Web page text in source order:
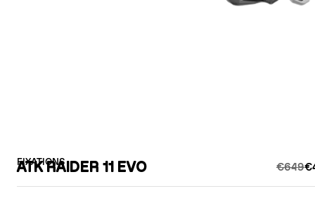
FIXATIONS
ATK RAIDER 11 EVO €649